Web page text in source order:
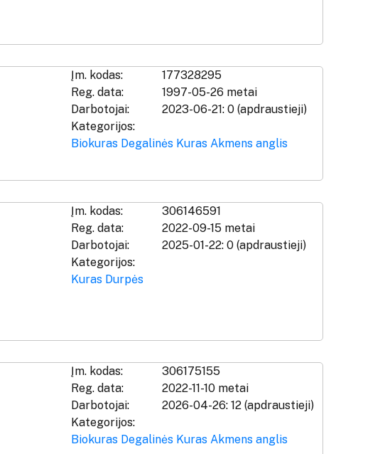
Įm. kodas:
177328295
Reg. data:
1997-05-26 metai
Darbotojai:
2023-06-21: 0 (apdraustieji)
Kategorijos:
Biokuras Degalinės Kuras Akmens anglis
Įm. kodas:
306146591
Reg. data:
2022-09-15 metai
Darbotojai:
2025-01-22: 0 (apdraustieji)
Kategorijos:
Kuras Durpės
Įm. kodas:
306175155
Reg. data:
2022-11-10 metai
Darbotojai:
2026-04-26: 12 (apdraustieji)
Kategorijos:
Biokuras Degalinės Kuras Akmens anglis